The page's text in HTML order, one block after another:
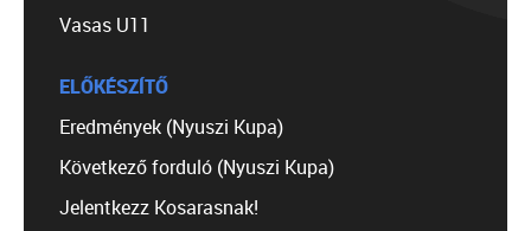
Vasas U11
ELŐKÉSZÍTŐ
Eredmények (Nyuszi Kupa)
Következő forduló (Nyuszi Kupa)
Jelentkezz Kosarasnak!